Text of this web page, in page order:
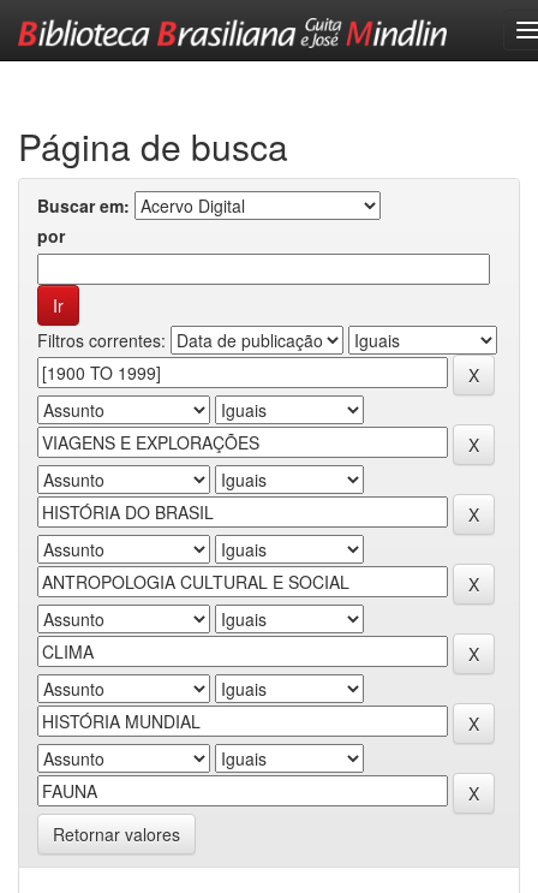
Página de busca
Buscar em:
por
Filtros correntes:
Retornar valores